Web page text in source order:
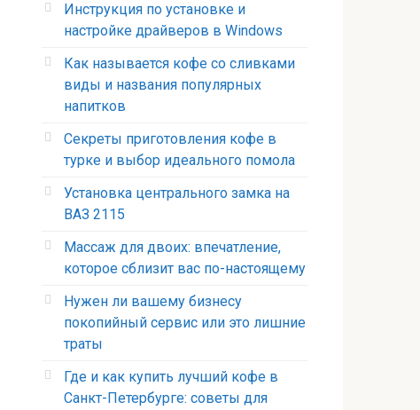
Инструкция по установке и
настройке драйверов в Windows
Как называется кофе со сливками
виды и названия популярных
напитков
Секреты приготовления кофе в
турке и выбор идеального помола
Установка центрального замка на
ВАЗ 2115
Массаж для двоих: впечатление,
которое сблизит вас по-настоящему
Нужен ли вашему бизнесу
покопийный сервис или это лишние
траты
Где и как купить лучший кофе в
Санкт-Петербурге: советы для